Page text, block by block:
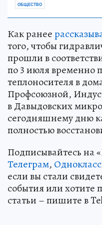
ОБЩЕСТВО
Как ранее
того, чтобы
прошли в
по 3 июля временно
теплоносителя в
Профсоюзной,
в Давыдовских
сегодняшнему дню
полностью
Подписывайтесь на
Телеграм,
если вы стали
события или хотите
статьи – пишите в